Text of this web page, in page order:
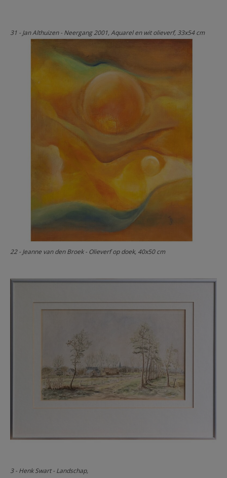
31 - Jan Althuizen - Neergang 2001, Aquarel en wit olieverf, 33x54 cm
22 - Jeanne van den Broek - Olieverf op doek, 40x50 cm
3 - Henk Swart - Landschap,